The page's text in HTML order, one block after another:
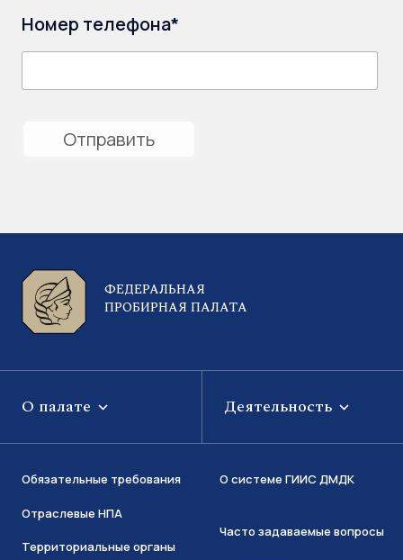
Номер телефона*
ФЕДЕРАЛЬНАЯ
ПРОБИРНАЯ ПАЛАТА
О палате Деятельность
Обязательные требования
Отраслевые НПА
Территориальные органы
О системе ГИИС ДМДК
Часто задаваемые вопросы